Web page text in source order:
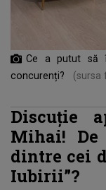
Ce a putut să
concurenți?
(sursa
Discuție
Mihai!
dintre cei
Iubirii”?